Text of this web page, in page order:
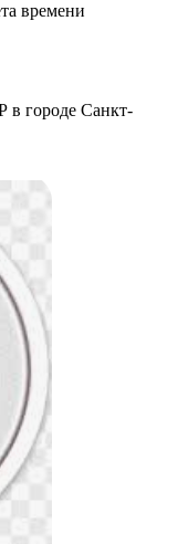
времени
в городе Санкт-